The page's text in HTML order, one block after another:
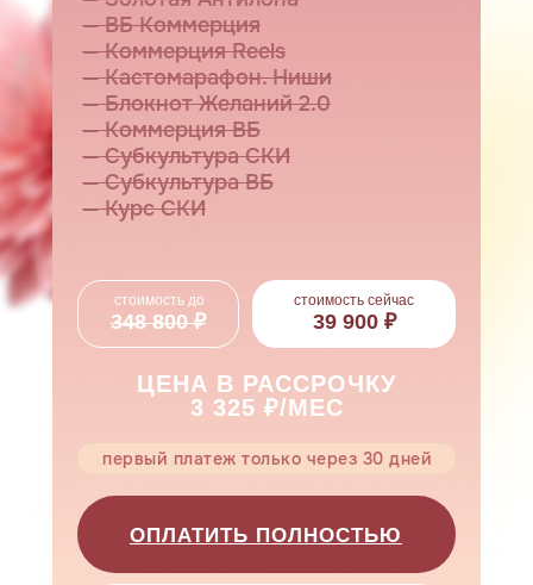
— ВБ Коммерция
— Коммерция Reels
— Кастомарафон. Ниши
— Блокнот Желаний 2.0
— Коммерция ВБ
— Субкультура СКИ
— Субкультура ВБ
— Курс СКИ
стоимость сейчас
стоимость до
первый платеж только через 30 дней
39 900 ₽
ЦЕНА В РАССРОЧКУ
3 325 ₽/МЕС
348 800 ₽
ОПЛАТИТЬ ПОЛНОСТЬЮ